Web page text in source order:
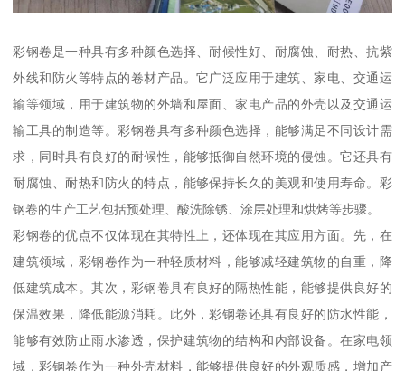
彩钢卷是一种具有多种颜色选择、耐候性好、耐腐蚀、耐热、抗紫
外线和防火等特点的卷材产品。它广泛应用于建筑、家电、交通运
输等领域，用于建筑物的外墙和屋面、家电产品的外壳以及交通运
输工具的制造等。彩钢卷具有多种颜色选择，能够满足不同设计需
求，同时具有良好的耐候性，能够抵御自然环境的侵蚀。它还具有
耐腐蚀、耐热和防火的特点，能够保持长久的美观和使用寿命。彩
钢卷的生产工艺包括预处理、酸洗除锈、涂层处理和烘烤等步骤。
彩钢卷的优点不仅体现在其特性上，还体现在其应用方面。先，在
建筑领域，彩钢卷作为一种轻质材料，能够减轻建筑物的自重，降
低建筑成本。其次，彩钢卷具有良好的隔热性能，能够提供良好的
保温效果，降低能源消耗。此外，彩钢卷还具有良好的防水性能，
能够有效防止雨水渗透，保护建筑物的结构和内部设备。在家电领
域，彩钢卷作为一种外壳材料，能够提供良好的外观质感，增加产